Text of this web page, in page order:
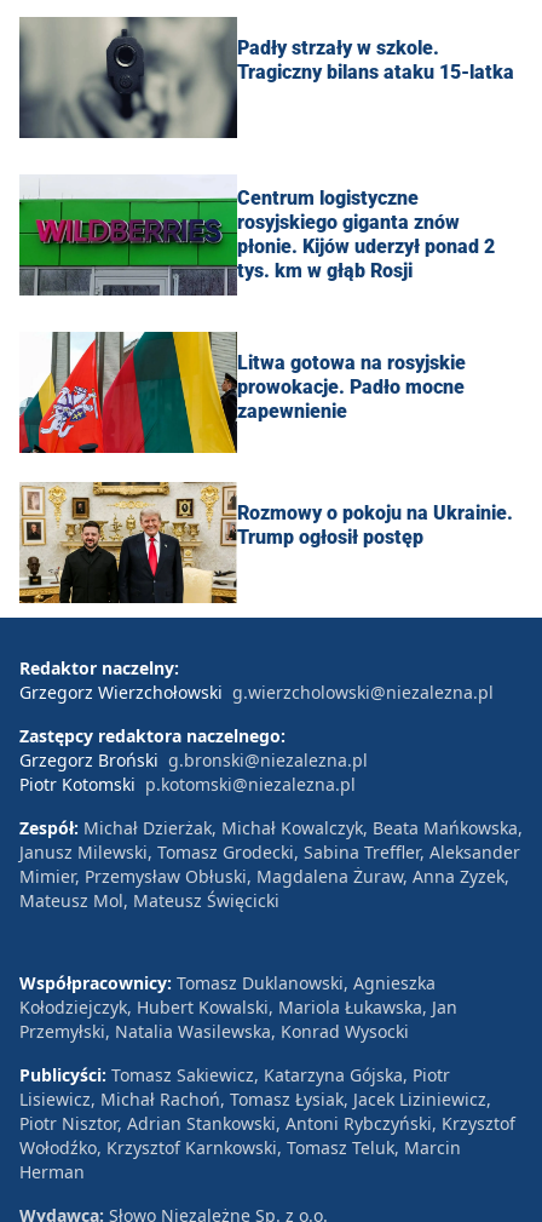
Padły strzały w szkole.
Tragiczny bilans ataku 15-latka
Centrum logistyczne
rosyjskiego giganta znów
płonie. Kijów uderzył ponad 2
tys. km w głąb Rosji
Litwa gotowa na rosyjskie
prowokacje. Padło mocne
zapewnienie
Rozmowy o pokoju na Ukrainie.
Trump ogłosił postęp
Redaktor naczelny:
Grzegorz Wierzchołowski g.wierzcholowski@niezalezna.pl
Zastępcy redaktora naczelnego:
Grzegorz Broński g.bronski@niezalezna.pl
Piotr Kotomski p.kotomski@niezalezna.pl
Zespół: Michał Dzierżak, Michał Kowalczyk, Beata Mańkowska,
Janusz Milewski, Tomasz Grodecki, Sabina Treffler, Aleksander
Mimier, Przemysław Obłuski, Magdalena Żuraw, Anna Zyzek,
Mateusz Mol, Mateusz Święcicki
Współpracownicy: Tomasz Duklanowski, Agnieszka
Kołodziejczyk, Hubert Kowalski, Mariola Łukawska, Jan
Przemyłski, Natalia Wasilewska, Konrad Wysocki
Publicyści: Tomasz Sakiewicz, Katarzyna Gójska, Piotr
Lisiewicz, Michał Rachoń, Tomasz Łysiak, Jacek Liziniewicz,
Piotr Nisztor, Adrian Stankowski, Antoni Rybczyński, Krzysztof
Wołodźko, Krzysztof Karnkowski, Tomasz Teluk, Marcin
Herman
Wydawca: Słowo Niezależne Sp. z o.o.